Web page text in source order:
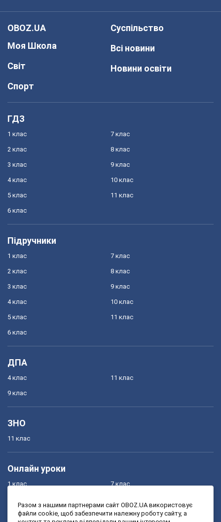
OBOZ.UA
Моя Школа
Світ
Спорт
Суспільство
Всі новини
Новини освіти
ГДЗ
1 клас
2 клас
3 клас
4 клас
5 клас
6 клас
7 клас
8 клас
9 клас
10 клас
11 клас
Підручники
1 клас
2 клас
3 клас
4 клас
5 клас
6 клас
7 клас
8 клас
9 клас
10 клас
11 клас
ДПА
4 клас
9 клас
11 клас
ЗНО
11 клас
Онлайн уроки
1 клас
3 клас
7 клас
9 клас
Разом з нашими партнерами сайт OBOZ.UA використовує
файли cookie, щоб забезпечити належну роботу сайту, а